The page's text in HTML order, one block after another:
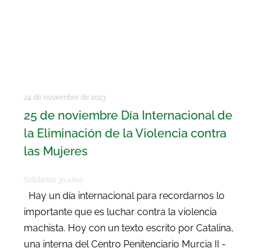
24 de noviembre de 2023
25 de noviembre Día Internacional de
la Eliminación de la Violencia contra
las Mujeres
Solidarios 30 años
Hay un día internacional para recordarnos lo
importante que es luchar contra la violencia
machista. Hoy con un texto escrito por Catalina,
una interna del Centro Penitenciario Murcia II -